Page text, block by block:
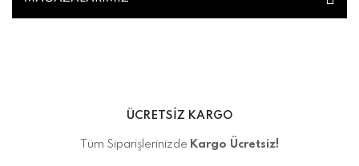
ÜCRETSİZ KARGO
Tüm Siparişlerinizde Kargo Ücretsiz!